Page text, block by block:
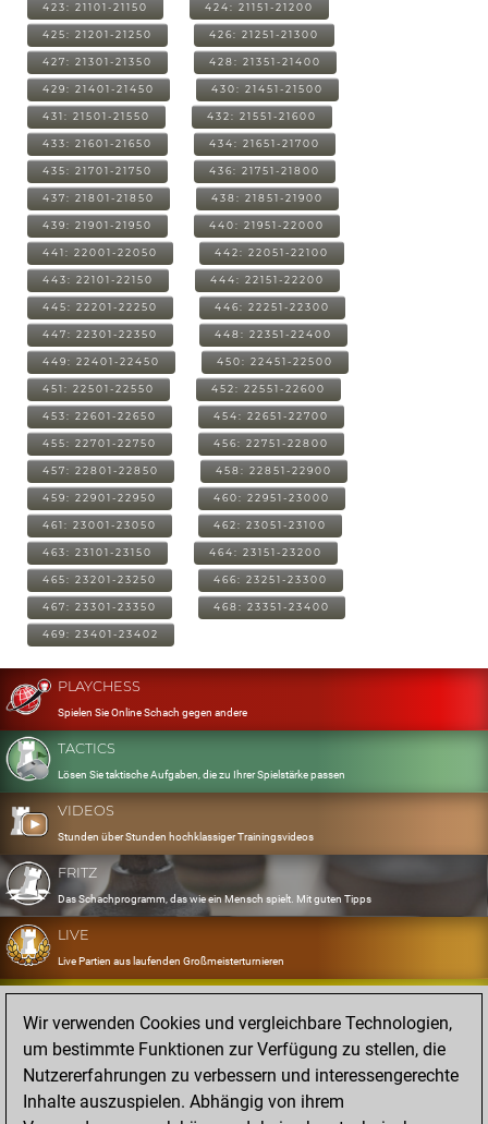
423: 21101-21150 424: 21151-21200
425: 21201-21250 426: 21251-21300
427: 21301-21350 428: 21351-21400
429: 21401-21450 430: 21451-21500
431: 21501-21550 432: 21551-21600
433: 21601-21650 434: 21651-21700
435: 21701-21750 436: 21751-21800
437: 21801-21850 438: 21851-21900
439: 21901-21950 440: 21951-22000
441: 22001-22050 442: 22051-22100
443: 22101-22150 444: 22151-22200
445: 22201-22250 446: 22251-22300
447: 22301-22350 448: 22351-22400
449: 22401-22450 450: 22451-22500
451: 22501-22550 452: 22551-22600
453: 22601-22650 454: 22651-22700
455: 22701-22750 456: 22751-22800
457: 22801-22850 458: 22851-22900
459: 22901-22950 460: 22951-23000
461: 23001-23050 462: 23051-23100
463: 23101-23150 464: 23151-23200
465: 23201-23250 466: 23251-23300
467: 23301-23350 468: 23351-23400
469: 23401-23402
PLAYCHESS
Spielen Sie Online Schach gegen andere
TACTICS
Lösen Sie taktische Aufgaben, die zu Ihrer Spielstärke passen
VIDEOS
Stunden über Stunden hochklassiger Trainingsvideos
FRITZ
Das Schachprogramm, das wie ein Mensch spielt. Mit guten Tipps
LIVE
Live Partien aus laufenden Großmeisterturnieren
OPENINGS
Erfassen und Üben Sie Ihr Eröffnungsrepertoire
DATABASE
Acht Millionen starke Partien
Wir verwenden Cookies und vergleichbare Technologien,
um bestimmte Funktionen zur Verfügung zu stellen, die
Nutzererfahrungen zu verbessern und interessengerechte
Inhalte auszuspielen. Abhängig von ihrem